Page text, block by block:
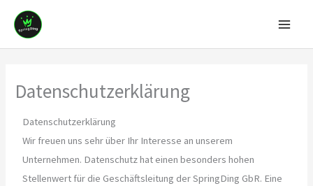
Inhalt
springen
Datenschutzerklärung
Datenschutzerklärung
Wir freuen uns sehr über Ihr Interesse an unserem
Unternehmen. Datenschutz hat einen besonders hohen
Stellenwert für die Geschäftsleitung der SpringDing GbR. Eine